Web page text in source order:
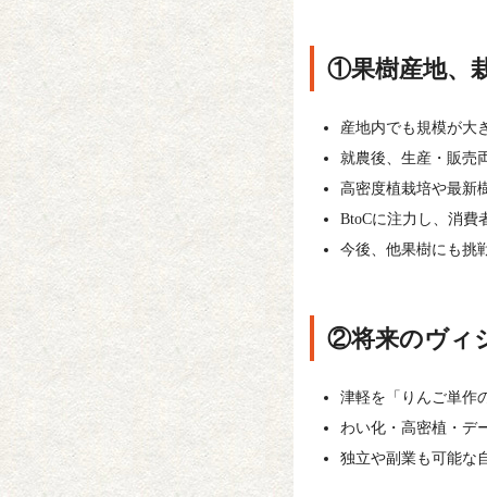
①果樹産地、
産地内でも規模が大
就農後、生産・販売
高密度植栽培や最新
BtoCに注力し、消費
今後、他果樹にも挑
②将来のヴィ
津軽を「りんご単作
わい化・高密植・デ
独立や副業も可能な